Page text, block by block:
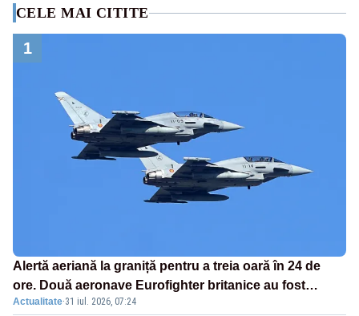
CELE MAI CITITE
1
Alertă aeriană la graniță pentru a treia oară în 24 de
ore. Două aeronave Eurofighter britanice au fost
ridicate de la sol
Actualitate·31 iul. 2026, 07:24